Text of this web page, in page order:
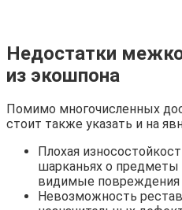
Недостатки
из экошпона
Помимо многочисленных
стоит также указать и на
Плохая
шарканьях о
видимые повреждения
Невозможность